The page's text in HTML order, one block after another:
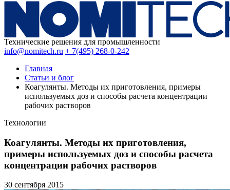
Технические решения для промышленности
info@nomitech.ru + 7(495) 268-0-242
Главная
Статьи и блог
Коагулянты. Методы их приготовления, примеры
используемых доз и способы расчета концентрации
рабочих растворов
Технологии
Коагулянты. Методы их приготовления,
примеры используемых доз и способы расчета
концентрации рабочих растворов
30 сентября 2015